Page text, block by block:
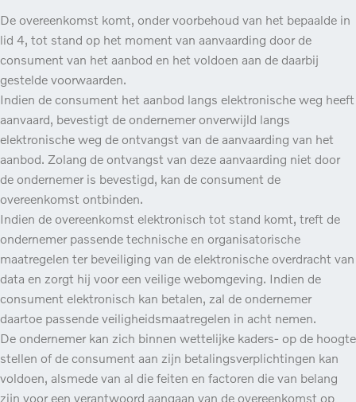
De overeenkomst komt, onder voorbehoud van het bepaalde in
lid 4, tot stand op het moment van aanvaarding door de
consument van het aanbod en het voldoen aan de daarbij
gestelde voorwaarden.
Indien de consument het aanbod langs elektronische weg heeft
aanvaard, bevestigt de ondernemer onverwijld langs
elektronische weg de ontvangst van de aanvaarding van het
aanbod. Zolang de ontvangst van deze aanvaarding niet door
de ondernemer is bevestigd, kan de consument de
overeenkomst ontbinden.
Indien de overeenkomst elektronisch tot stand komt, treft de
ondernemer passende technische en organisatorische
maatregelen ter beveiliging van de elektronische overdracht van
data en zorgt hij voor een veilige webomgeving. Indien de
consument elektronisch kan betalen, zal de ondernemer
daartoe passende veiligheidsmaatregelen in acht nemen.
De ondernemer kan zich binnen wettelijke kaders- op de hoogte
stellen of de consument aan zijn betalingsverplichtingen kan
voldoen, alsmede van al die feiten en factoren die van belang
zijn voor een verantwoord aangaan van de overeenkomst op